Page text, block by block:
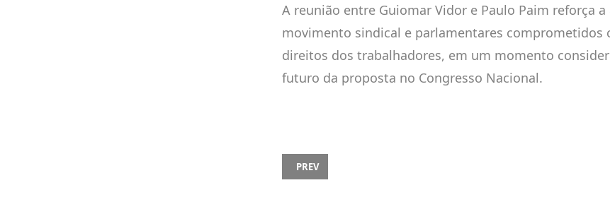
A reunião entre Guiomar Vidor e Paulo Paim reforça
movimento sindical e parlamentares comprometidos
direitos dos trabalhadores, em um momento
futuro da proposta no Congresso Nacional.
PREVIOUS ARTICLE: GRUPO DE TRABALHO ENTREGA MINUTA SOBRE
PREV